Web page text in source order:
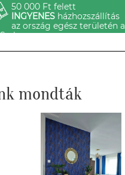
50 000 Ft felett
INGYENESházhozszállítás
az ország egész területén a
el.
mondták